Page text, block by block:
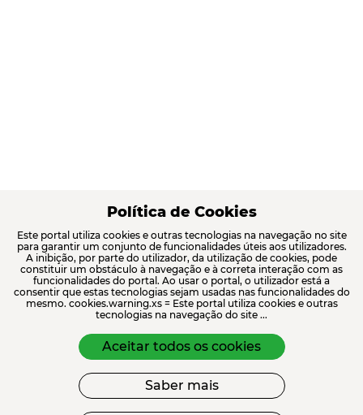
Política de Cookies
Este portal utiliza cookies e outras tecnologias na navegação no site
para garantir um conjunto de funcionalidades úteis aos utilizadores.
A inibição, por parte do utilizador, da utilização de cookies, pode
constituir um obstáculo à navegação e à correta interação com as
funcionalidades do portal. Ao usar o portal, o utilizador está a
consentir que estas tecnologias sejam usadas nas funcionalidades do
mesmo. cookies.warning.xs = Este portal utiliza cookies e outras
tecnologias na navegação do site ...
Aceitar todos os cookies
Saber mais